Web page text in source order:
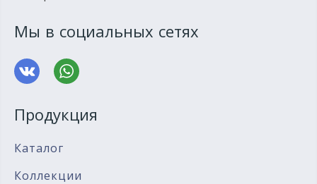
Мы в социальных сетях
Продукция
Каталог
Коллекции